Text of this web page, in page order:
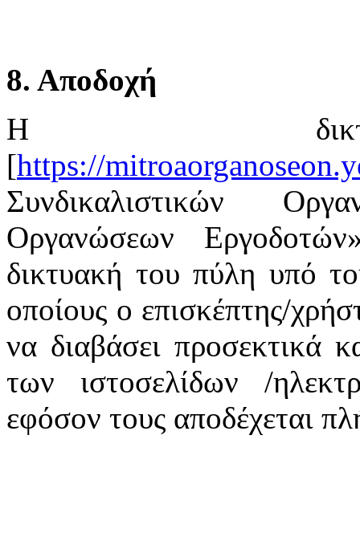
8. Αποδοχή
Η
[https://
Συνδικαλιστικών
Οργανώσεων
δικτυακή του πύλη υπό
οποίους ο επισκέπτης/
να διαβάσει προσεκτικά
των ιστοσελίδων /
εφόσον τους αποδέχεται